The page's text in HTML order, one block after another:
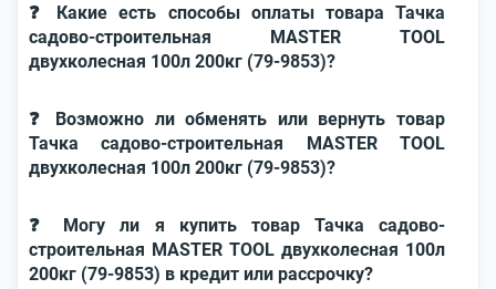
❓ Какие есть способы оплаты товара Тачка
садово-строительная MASTER TOOL
двухколесная 100л 200кг (79-9853)?
❓ Возможно ли обменять или вернуть товар
Тачка садово-строительная MASTER TOOL
двухколесная 100л 200кг (79-9853)?
❓ Могу ли я купить товар Тачка садово-
строительная MASTER TOOL двухколесная 100л
200кг (79-9853) в кредит или рассрочку?